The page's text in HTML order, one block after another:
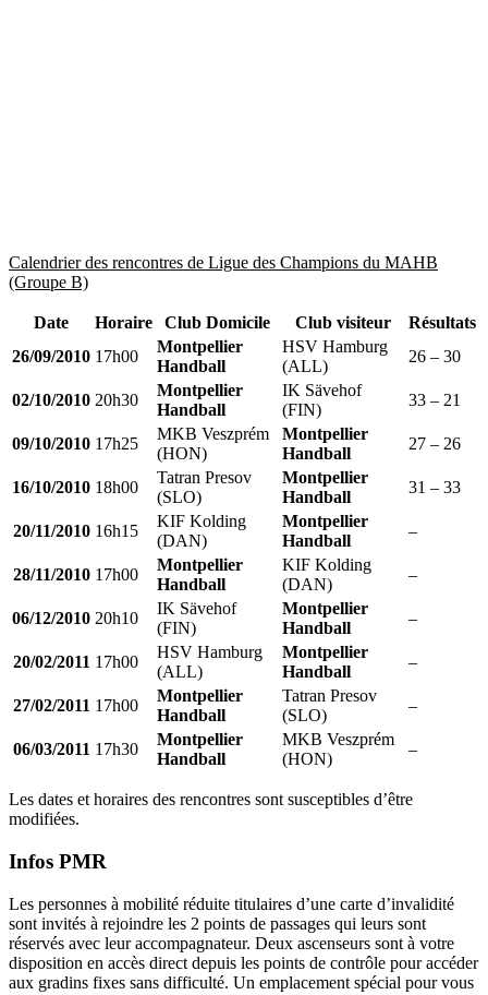
Calendrier des rencontres de Ligue des Champions du MAHB
(Groupe B)
Date Horaire Club Domicile Club visiteur
Résultats
26/09/2010 17h00
Montpellier
Handball
HSV Hamburg
(ALL)
26 – 30
02/10/2010 20h30
Montpellier
Handball
IK Sävehof
(FIN)
33 – 21
09/10/2010 17h25
MKB Veszprém
(HON)
Montpellier
Handball
27 – 26
16/10/2010 18h00
Tatran Presov
(SLO)
Montpellier
Handball
31 – 33
20/11/2010 16h15
KIF Kolding
(DAN)
Montpellier
Handball
–
28/11/2010 17h00
Montpellier
Handball
KIF Kolding
(DAN)
–
06/12/2010 20h10
IK Sävehof
(FIN)
Montpellier
Handball
–
20/02/2011 17h00
HSV Hamburg
(ALL)
Montpellier
Handball
–
27/02/2011 17h00
Montpellier
Handball
Tatran Presov
(SLO)
–
06/03/2011 17h30
Montpellier
Handball
MKB Veszprém
(HON)
–
Les dates et horaires des rencontres sont susceptibles d’être
modifiées.
Infos PMR
Les personnes à mobilité réduite titulaires d’une carte d’invalidité
sont invités à rejoindre les 2 points de passages qui leurs sont
réservés avec leur accompagnateur. Deux ascenseurs sont à votre
disposition en accès direct depuis les points de contrôle pour accéder
aux gradins fixes sans difficulté. Un emplacement spécial pour vous